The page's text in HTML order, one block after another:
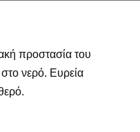
προστασία του
νερό. Eυρεία